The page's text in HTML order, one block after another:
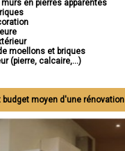
en pierres apparentes
moellons et briques
(pierre, calcaire,...)
budget moyen d'une rénovation